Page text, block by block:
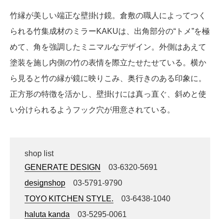
竹縁が美しい端正な壁掛け鏡。倉敷の職人によってつく
られる竹集成材のミラーKAKUは、出角部分の“トメ”を極
めて、角を強調したミニマルなデザイン。外側はあえて
塗装を施し内側の竹の表情を際立たせたせている。横か
ら見ると竹の縁が鏡に映りこみ、奥行きのある印象に。
正方形の特徴を活かし、壁掛けには真っ直ぐ、斜めと使
い分けられるようフック穴が用意されている。
shop list
GENERATE DESIGN
03-6320-5691
designshop 03-5791-9790
TOYO KITCHEN STYLE. 03-6438-1040
haluta kanda 03-5295-0061